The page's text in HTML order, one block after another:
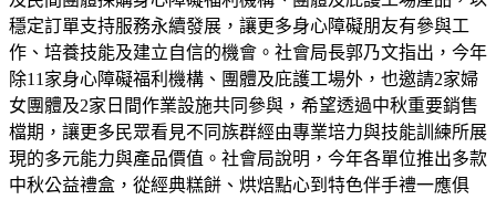
穩定訂單支持服務永續發展，讓更多身心障礙朋友有參與工
作、培養技能及建立自信的機會。社會局長郭乃文指出，今年
除11家身心障礙福利機構、團體及庇護工場外，也邀請2家婦
女團體及2家日間作業設施共同參與，希望透過中秋重要銷售
檔期，讓更多民眾看見不同族群經由專業培力與技能訓練所展
現的多元能力與產品價值。社會局說明，今年各單位推出多款
中秋公益禮盒，從經典糕餅、烘焙點心到特色伴手禮一應俱